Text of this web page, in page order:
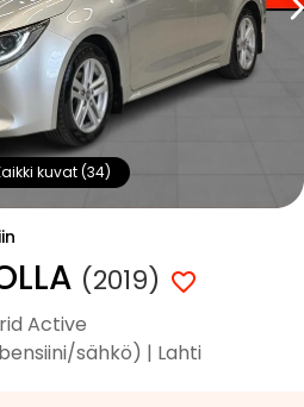
kuvat (34)
(2019)
Active
sähkö) | Lahti